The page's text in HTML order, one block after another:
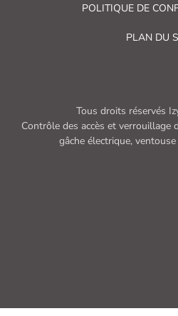
POLITIQUE DE
PLAN DU
Tous droits réservés
Contrôle des accès et verrouillage
gâche électrique,